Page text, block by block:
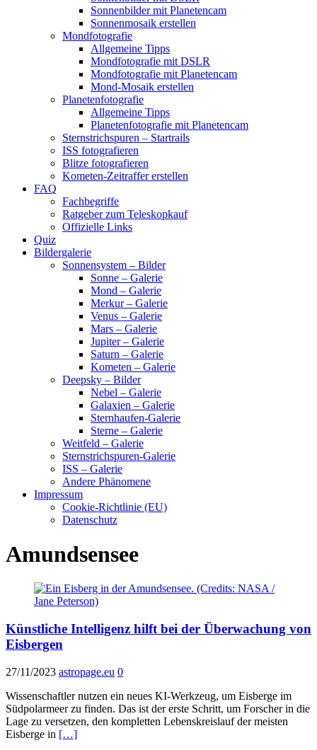
Sonnenbilder mit Planetencam
Sonnenmosaik erstellen
Mondfotografie
Allgemeine Tipps
Mondfotografie mit DSLR
Mondfotografie mit Planetencam
Mond-Mosaik erstellen
Planetenfotografie
Allgemeine Tipps
Planetenfotografie mit Planetencam
Sternstrichspuren – Startrails
ISS fotografieren
Blitze fotografieren
Kometen-Zeitraffer erstellen
FAQ
Fachbegriffe
Ratgeber zum Teleskopkauf
Offizielle Links
Quiz
Bildergalerie
Sonnensystem – Bilder
Sonne – Galerie
Mond – Galerie
Merkur – Galerie
Venus – Galerie
Mars – Galerie
Jupiter – Galerie
Saturn – Galerie
Kometen – Galerie
Deepsky – Bilder
Nebel – Galerie
Galaxien – Galerie
Sternhaufen-Galerie
Sterne – Galerie
Weitfeld – Galerie
Sternstrichspuren-Galerie
ISS – Galerie
Andere Phänomene
Impressum
Cookie-Richtlinie (EU)
Datenschutz
Amundsensee
Künstliche Intelligenz hilft bei der Überwachung von
Eisbergen
27/11/2023 astropage.eu 0
Wissenschaftler nutzen ein neues KI-Werkzeug, um Eisberge im
Südpolarmeer zu finden. Das ist der erste Schritt, um Forscher in die
Lage zu versetzen, den kompletten Lebenskreislauf der meisten
Eisberge in […]